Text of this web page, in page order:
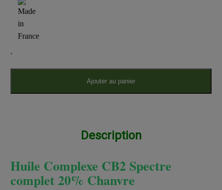
.
Ajouter au panier
Description
Huile Complexe CB2 Spectre
complet 20% Chanvre